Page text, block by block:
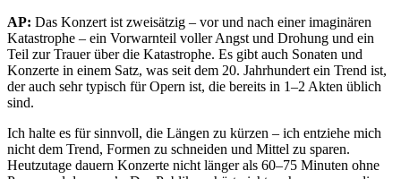
AP: Das Konzert ist zweisätzig – vor und nach einer imaginären
Katastrophe – ein Vorwarnteil voller Angst und Drohung und ein
Teil zur Trauer über die Katastrophe. Es gibt auch Sonaten und
Konzerte in einem Satz, was seit dem 20. Jahrhundert ein Trend ist,
der auch sehr typisch für Opern ist, die bereits in 1–2 Akten üblich
sind.
Ich halte es für sinnvoll, die Längen zu kürzen – ich entziehe mich
nicht dem Trend, Formen zu schneiden und Mittel zu sparen.
Heutzutage dauern Konzerte nicht länger als 60–75 Minuten ohne